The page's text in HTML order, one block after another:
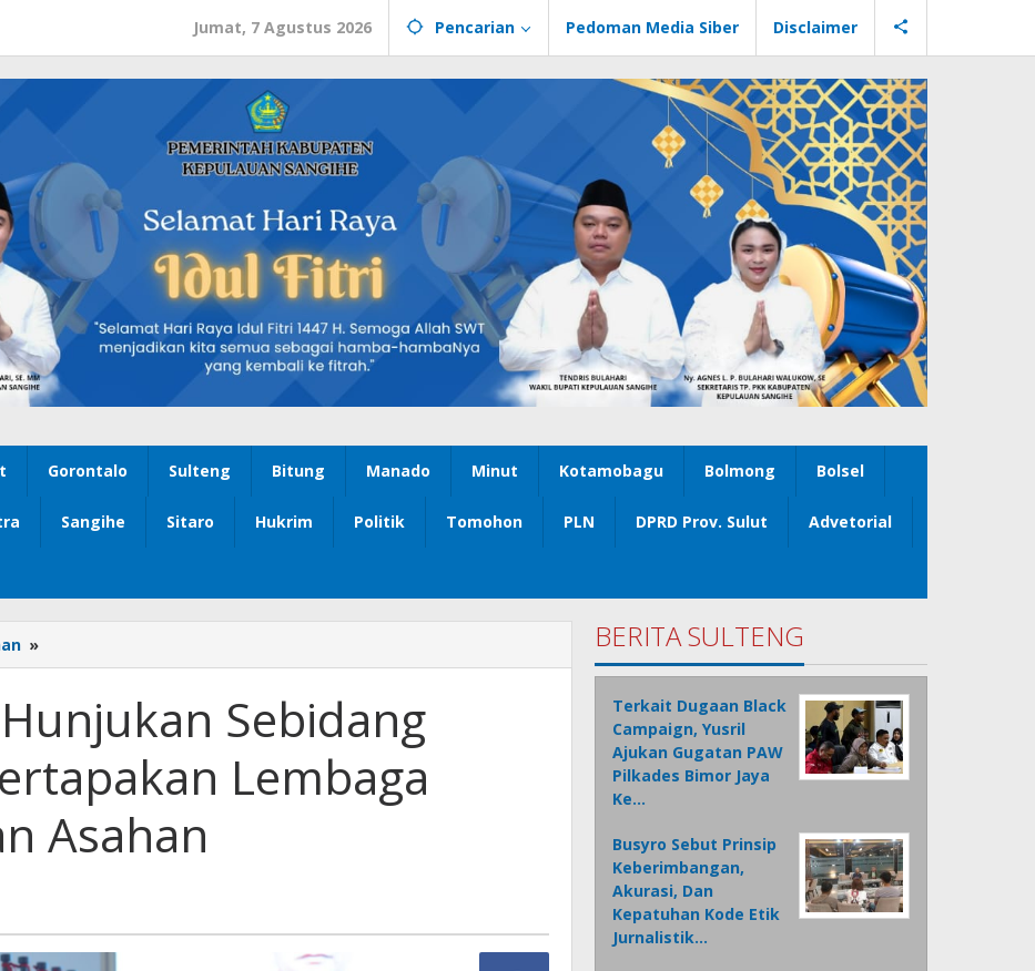
Jumat, 7 Agustus 2026 Pencarian Pedoman Media Siber Disclaimer
Gorontalo Sulteng Bitung Manado Minut Kotamobagu Bolmong Bolsel
Sangihe Sitaro Hukrim Politik Tomohon PLN DPRD Prov. Sulut Advetorial
»
Asahan
Sebidang
Tanah
Untuk
Pertapakan
Lembaga
Pemasyarakatan
Asahan
Sebidang
Lembaga
Asahan
BERITA SULTENG
Terkait Dugaan Black
Campaign, Yusril
Ajukan Gugatan PAW
Pilkades Bimor Jaya
Ke…
Busyro Sebut Prinsip
Keberimbangan,
Akurasi, Dan
Kepatuhan Kode Etik
Jurnalistik…